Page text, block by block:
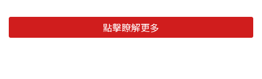
點擊瞭解更多